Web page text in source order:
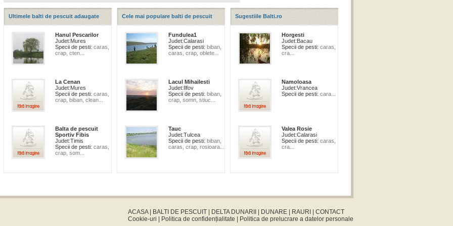
Ultimele balti de pescuit adaugate
Hanul Pescarilor
Judet:Mures
Specii de pesti: caras,
crap, cten...
La Cenan
Judet:Mures
Specii de pesti: caras,
crap, biban, clean...
Balta de pescuit
Sportiv Fibis
Judet:Timis
Specii de pesti: caras,
crap, som...
Cele mai populare balti de pescuit
Fundulea1
Judet:Calarasi
Specii de pesti: biban,
caras, crap, oblete...
Lacul Mihailesti
Judet:Ilfov
Specii de pesti: biban,
crap, somn, stiuc...
Tauc
Judet:Tulcea
Specii de pesti: biban,
caras, crap, rosioara...
Sugestiile Balti.ro
Horgesti
Judet:Bacau
Specii de pesti: caras,
cra...
Namoloasa
Judet:Vrancea
Specii de pesti: cara...
Valea Rosie
Judet:Calarasi
Specii de pesti: caras,
cra...
ACASA| BALTI DE PESCUIT DELTA DUNARII DUNARE RAURI
CONTACT
Cookie-uri
Politica de confidențialitate Politica de prelucrare a datelor personale